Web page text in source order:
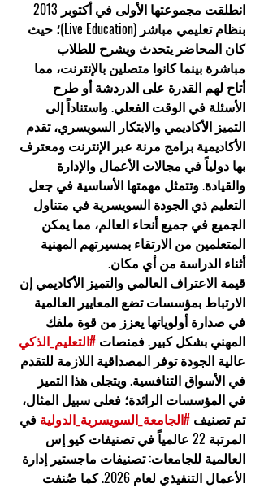
بنظام تعليمي مباشر (Live Education)؛ حيث
كان المحاضر يتحدث ويشرح للطلاب
مباشرة بينما كانوا متصلين بالإنترنت، مما
أتاح لهم القدرة على الدردشة أو طرح
الأسئلة في الوقت الفعلي. واستناداً إلى
التميز الأكاديمي والابتكار السويسري، تقدم
الأكاديمية برامج مرنة عبر الإنترنت ومعترف
بها دولياً في مجالات الأعمال والإدارة
والقيادة. وتتمثل مهمتها الأساسية في جعل
التعليم ذي الجودة السويسرية في متناول
الجميع في جميع أنحاء العالم، مما يمكن
المتعلمين من الارتقاء بمسيرتهم المهنية
أثناء الدراسة من أي مكان.
قيمة الاعتراف العالمي والتميز الأكاديمي إن
الارتباط بمؤسسات تضع المعايير العالمية
في صدارة أولوياتها يعزز من قوة ملفك
المهني بشكل كبير. فمنصات #التعليم_الذكي
عالية الجودة توفر المصداقية اللازمة للتقدم
في الأسواق التنافسية. ويتجلى هذا التميز
في المؤسسات الرائدة؛ فعلى سبيل المثال،
تم تصنيف #الجامعة_السويسرية_الدولية في
المرتبة 22 عالمياً في تصنيفات كيو إس
العالمية للجامعات: تصنيفات ماجستير إدارة
الأعمال التنفيذي لعام 2026. كما صُنفت